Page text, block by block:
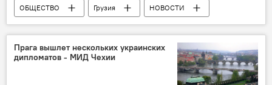
ОБЩЕСТВО Грузия НОВОСТИ
Прага вышлет нескольких украинских
дипломатов - МИД Чехии